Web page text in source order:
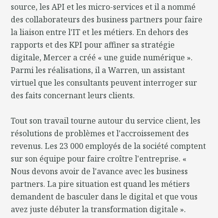
source, les API et les micro-services et il a nommé
des collaborateurs des business partners pour faire
la liaison entre l'IT et les métiers. En dehors des
rapports et des KPI pour affiner sa stratégie
digitale, Mercer a créé « une guide numérique ».
Parmi les réalisations, il a Warren, un assistant
virtuel que les consultants peuvent interroger sur
des faits concernant leurs clients.
Tout son travail tourne autour du service client, les
résolutions de problèmes et l'accroissement des
revenus. Les 23 000 employés de la société comptent
sur son équipe pour faire croître l'entreprise. «
Nous devons avoir de l'avance avec les business
partners. La pire situation est quand les métiers
demandent de basculer dans le digital et que vous
avez juste débuter la transformation digitale ».